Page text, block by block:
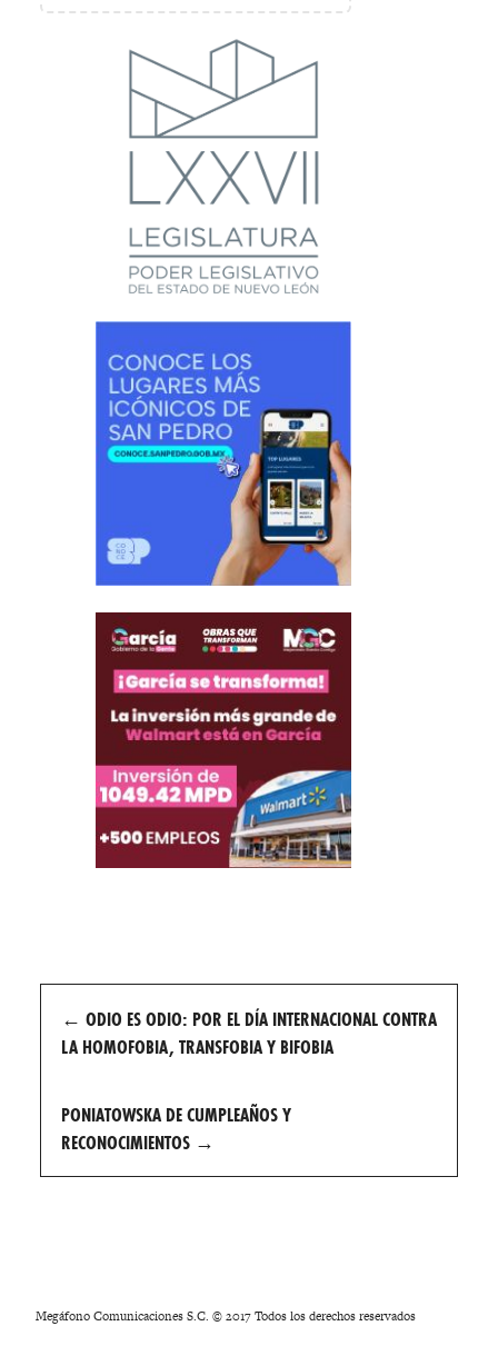
Post
navigation
← ODIO ES ODIO: POR EL DÍA INTERNACIONAL CONTRA
LA HOMOFOBIA, TRANSFOBIA Y BIFOBIA
PONIATOWSKA DE CUMPLEAÑOS Y
RECONOCIMIENTOS →
Megáfono Comunicaciones S.C. © 2017 Todos los derechos reservados